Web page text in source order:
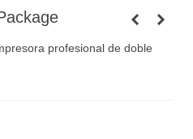
profesional de doble